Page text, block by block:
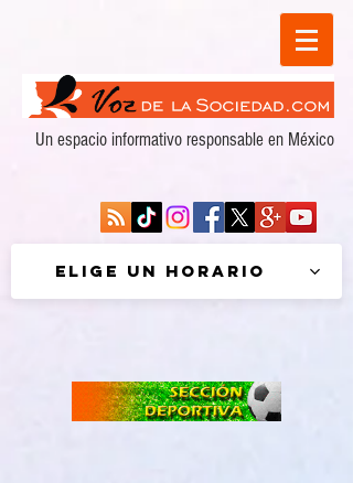
Un espacio informativo responsable en México
Elige un horario